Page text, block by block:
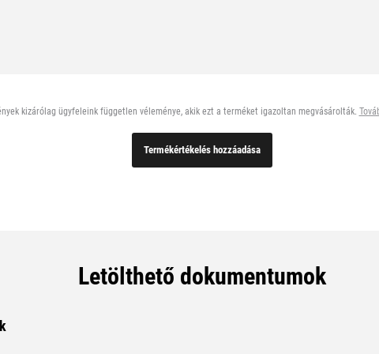
0
kizárólag ügyfeleink független véleménye, akik ezt a terméket igazoltan megvásárolták.
Termékértékelés hozzáadása
Letölthető dokumentumok